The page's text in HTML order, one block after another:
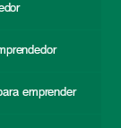
emprender